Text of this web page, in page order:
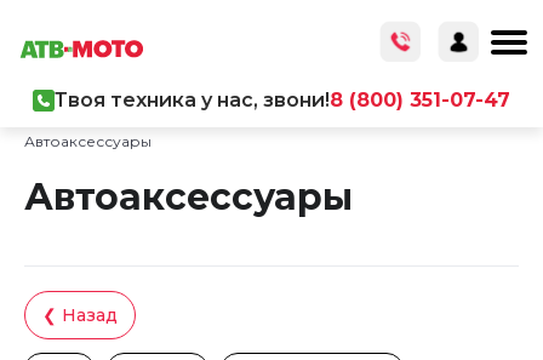
Твоя техника у нас, звони!8 (800) 351-07-47
Автоаксессуары
Автоаксессуары
❮ Назад